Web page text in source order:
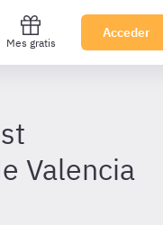
Mes gratis
Acceder
Valencia